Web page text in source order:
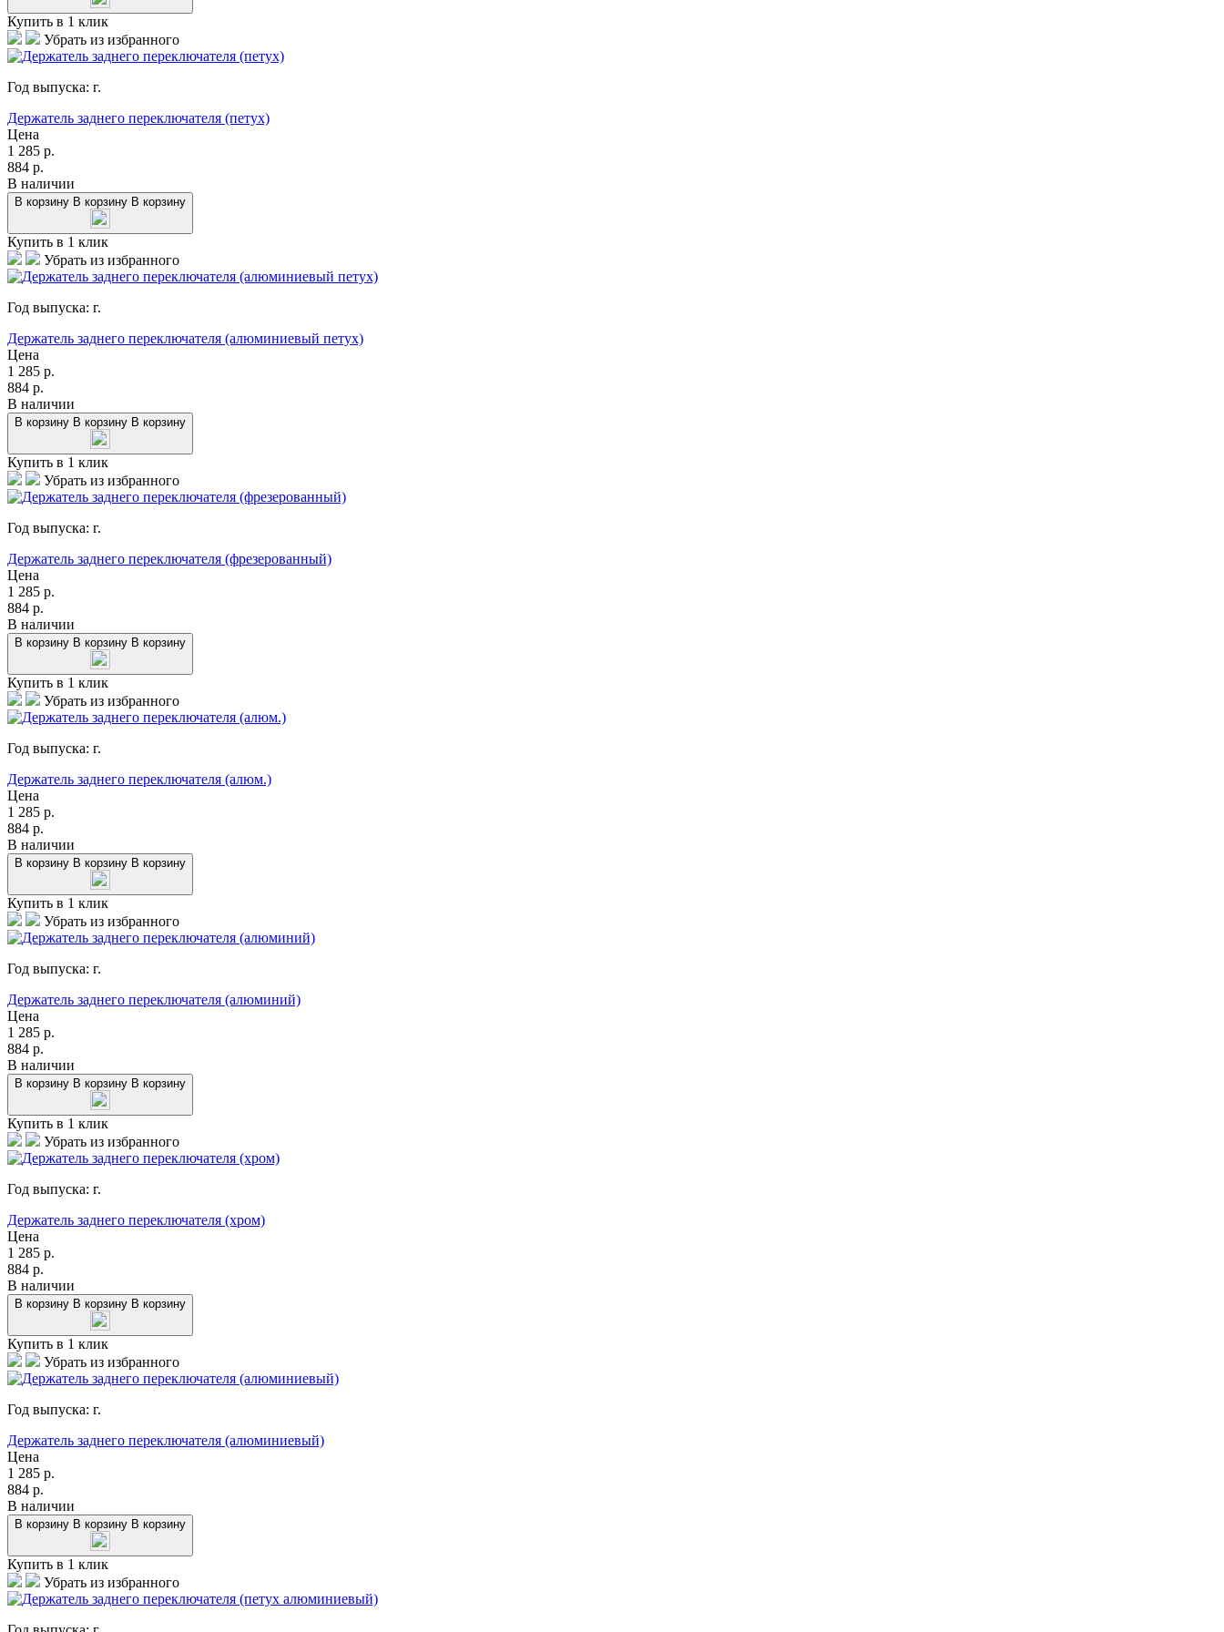
Купить в 1 клик
Убрать из избранного
Год выпуска: г.
Держатель заднего переключателя (петух)
Цена
1 285 р.
884 р.
В наличии
В корзину В корзину В корзину
Купить в 1 клик
Убрать из избранного
Год выпуска: г.
Держатель заднего переключателя (алюминиевый петух)
Цена
1 285 р.
884 р.
В наличии
В корзину В корзину В корзину
Купить в 1 клик
Убрать из избранного
Год выпуска: г.
Держатель заднего переключателя (фрезерованный)
Цена
1 285 р.
884 р.
В наличии
В корзину В корзину В корзину
Купить в 1 клик
Убрать из избранного
Год выпуска: г.
Держатель заднего переключателя (алюм.)
Цена
1 285 р.
884 р.
В наличии
В корзину В корзину В корзину
Купить в 1 клик
Убрать из избранного
Год выпуска: г.
Держатель заднего переключателя (алюминий)
Цена
1 285 р.
884 р.
В наличии
В корзину В корзину В корзину
Купить в 1 клик
Убрать из избранного
Год выпуска: г.
Держатель заднего переключателя (хром)
Цена
1 285 р.
884 р.
В наличии
В корзину В корзину В корзину
Купить в 1 клик
Убрать из избранного
Год выпуска: г.
Держатель заднего переключателя (алюминиевый)
Цена
1 285 р.
884 р.
В наличии
В корзину В корзину В корзину
Купить в 1 клик
Убрать из избранного